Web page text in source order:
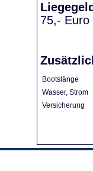
75,- Euro
Bootslänge
Wasser, Strom
Versicherung